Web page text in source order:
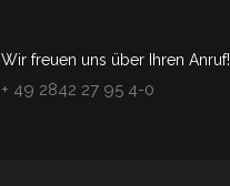
Wir freuen uns über Ihren Anruf!
+ 49 2842 27 95 4-0